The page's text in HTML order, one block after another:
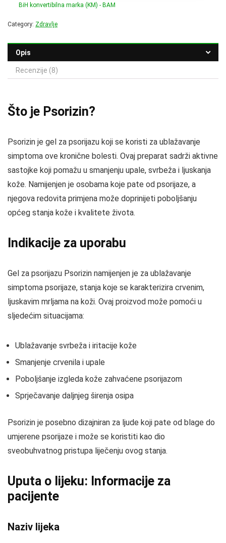
BiH konvertibilna marka (KM) - BAM
Category: Zdravlje
Opis
Recenzije (8)
Što je Psorizin?
Psorizin je gel za psorijazu koji se koristi za ublažavanje
simptoma ove kronične bolesti. Ovaj preparat sadrži aktivne
sastojke koji pomažu u smanjenju upale, svrbeža i ljuskanja
kože. Namijenjen je osobama koje pate od psorijaze, a
njegova redovita primjena može doprinijeti poboljšanju
općeg stanja kože i kvalitete života.
Indikacije za uporabu
Gel za psorijazu Psorizin namijenjen je za ublažavanje
simptoma psorijaze, stanja koje se karakterizira crvenim,
ljuskavim mrljama na koži. Ovaj proizvod može pomoći u
sljedećim situacijama:
Ublažavanje svrbeža i iritacije kože
Smanjenje crvenila i upale
Poboljšanje izgleda kože zahvaćene psorijazom
Sprječavanje daljnjeg širenja osipa
Psorizin je posebno dizajniran za ljude koji pate od blage do
umjerene psorijaze i može se koristiti kao dio
sveobuhvatnog pristupa liječenju ovog stanja.
Uputa o lijeku: Informacije za
pacijente
Naziv lijeka